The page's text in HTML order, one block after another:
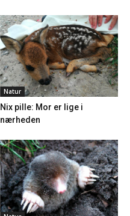
Natur
Nix pille: Mor er lige i
nærheden